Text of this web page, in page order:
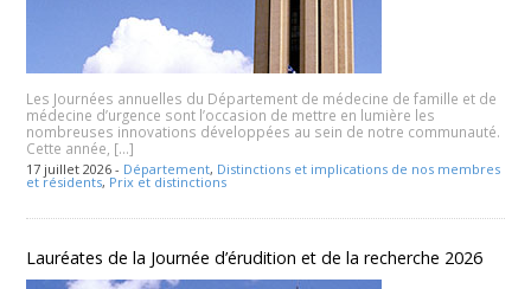
Les Journées annuelles du Département de médecine de famille et de
médecine d’urgence sont l’occasion de mettre en lumière les
nombreuses innovations développées au sein de notre communauté.
Cette année, […]
17 juillet 2026 - Département, Distinctions et implications de nos membres
et résidents, Prix et distinctions
Lauréates de la Journée d’érudition et de la recherche 2026